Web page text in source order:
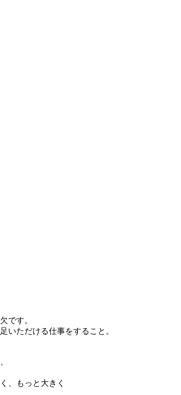
です。
いただける仕事をすること。
、もっと大きく